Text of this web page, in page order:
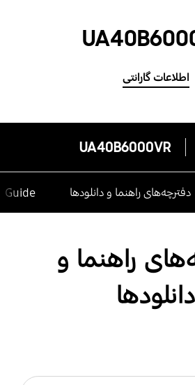
اطلاعات گارانتی
UA40B6000VR
دفترچه‌های راهنما و دانلودها
راهنما و
دانلودها